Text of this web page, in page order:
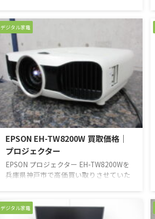
にブルートゥース接続、USB入力、SDカ
ードでの再生もできるオールインワンタ
イプで、操作性の容易さから高齢の方で
も扱いやすい商品となっています。久し
ぶりのオーレックスブランドとして販売
されたものなのでオーディオファンの方
も盛り上がりました。ラジオを聞くのに
購入したが、今はスマホ一台で完結して
しまい、ほとんど使用する機会がなくな
ってしまったので ...
デジタル家電
EPSON EH-TW8200W 買取価格｜
プロジェクター
EPSON プロジェクター EH-TW8200Wを
兵庫県神戸市で高価買い取りさせていた
投影される映像もキレイです。下位モデ
ルと比べ一回りほど大きくなっていま
デジタル家電